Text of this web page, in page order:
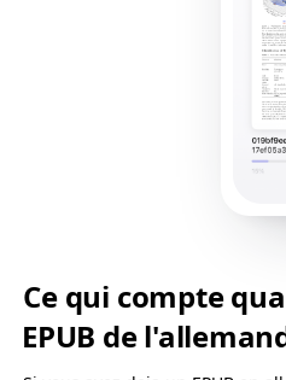
Ce qui compte
EPUB de